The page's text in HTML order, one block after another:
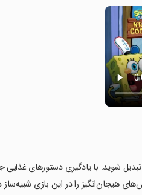
شوید. با یادگیری دستورهای غذایی
هیجان‌انگیز را در این بازی شبیه‌ساز